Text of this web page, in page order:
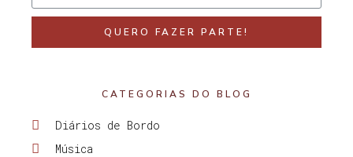
QUERO FAZER PARTE!
CATEGORIAS DO BLOG
Diários de Bordo
Música